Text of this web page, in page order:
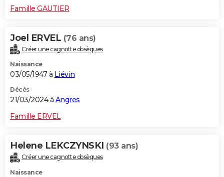
Famille GAUTIER
Joel ERVEL (76 ans)
Créer une cagnotte obsèques
Naissance
03/05/1947 à Liévin
Décès
21/03/2024 à Angres
Famille ERVEL
Helene LEKCZYNSKI (93 ans)
Créer une cagnotte obsèques
Naissance